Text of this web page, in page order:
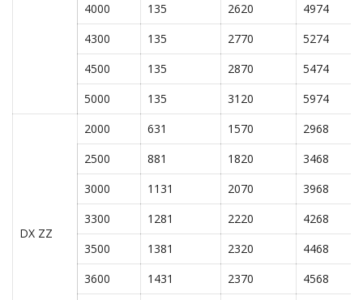
4000
135 2620
4974
4300
135 2770
5274
4500
135 2870
5474
5000
135 3120 5974
DX ZZ
2000 631 1570
2968
2500
881 1820
3468
3000
1131 2070
3968
3300
1281 2220
4268
3500
1381 2320
4468
3600
1431 2370
4568